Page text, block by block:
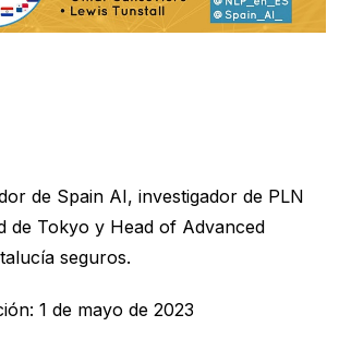
de Spain AI, investigador de PLN
de Tokyo y Head of Advanced
seguros.
1 de mayo de 2023